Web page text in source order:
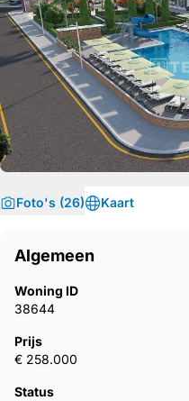
Foto's (26) Kaart
Algemeen
Woning ID
38644
Prijs
€ 258.000
Status